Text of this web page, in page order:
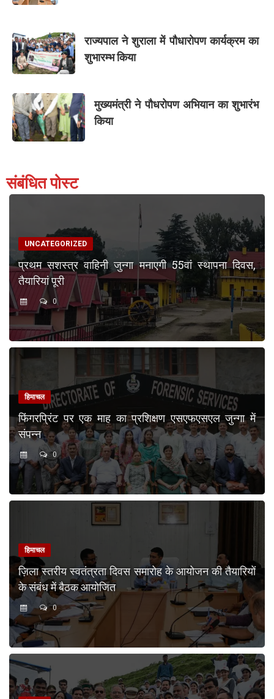
राज्यपाल ने शुराला में पौधारोपण कार्यक्रम का
शुभारम्भ किया
मुख्यमंत्री ने पौधरोपण अभियान का शुभारंभ
किया
संबंधित पोस्ट
UNCATEGORIZED
प्रथम सशस्त्र वाहिनी जुन्गा मनाएगी 55वां स्थापना दिवस,
तैयारियां पूरी
0
हिमाचल
फिंगरप्रिंट पर एक माह का प्रशिक्षण एसएफएसएल जुन्गा में
संपन्न
0
हिमाचल
ज़िला स्तरीय स्वतंत्रता दिवस समारोह के आयोजन की तैयारियों
के संबंध में बैठक आयोजित
0